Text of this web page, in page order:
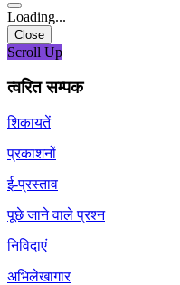
Loading...
Close
Scroll Up
त्वरित सम्पक
शिकायतें
प्रकाशनों
ई-प्रस्ताव
पूछे जाने वाले प्रश्न
निविदाएं
अभिलेखागार